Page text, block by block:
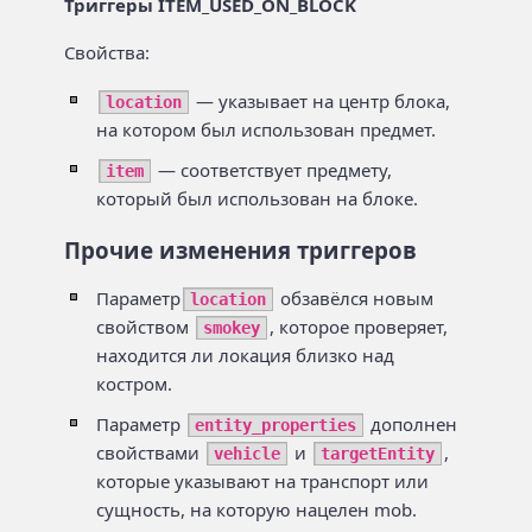
Свойства:
location
— указывает на центр блока,
на котором был использован предмет.
item
— соответствует предмету,
который был использован на блоке.
Прочие изменения триггеров
Параметр location
обзавёлся новым
свойством
smokey , которое проверяет,
находится ли локация близко над
костром.
Параметр
entity_properties
дополнен
свойствами
vehicle и targetEntity ,
которые указывают на транспорт или
сущность, на которую нацелен mob.